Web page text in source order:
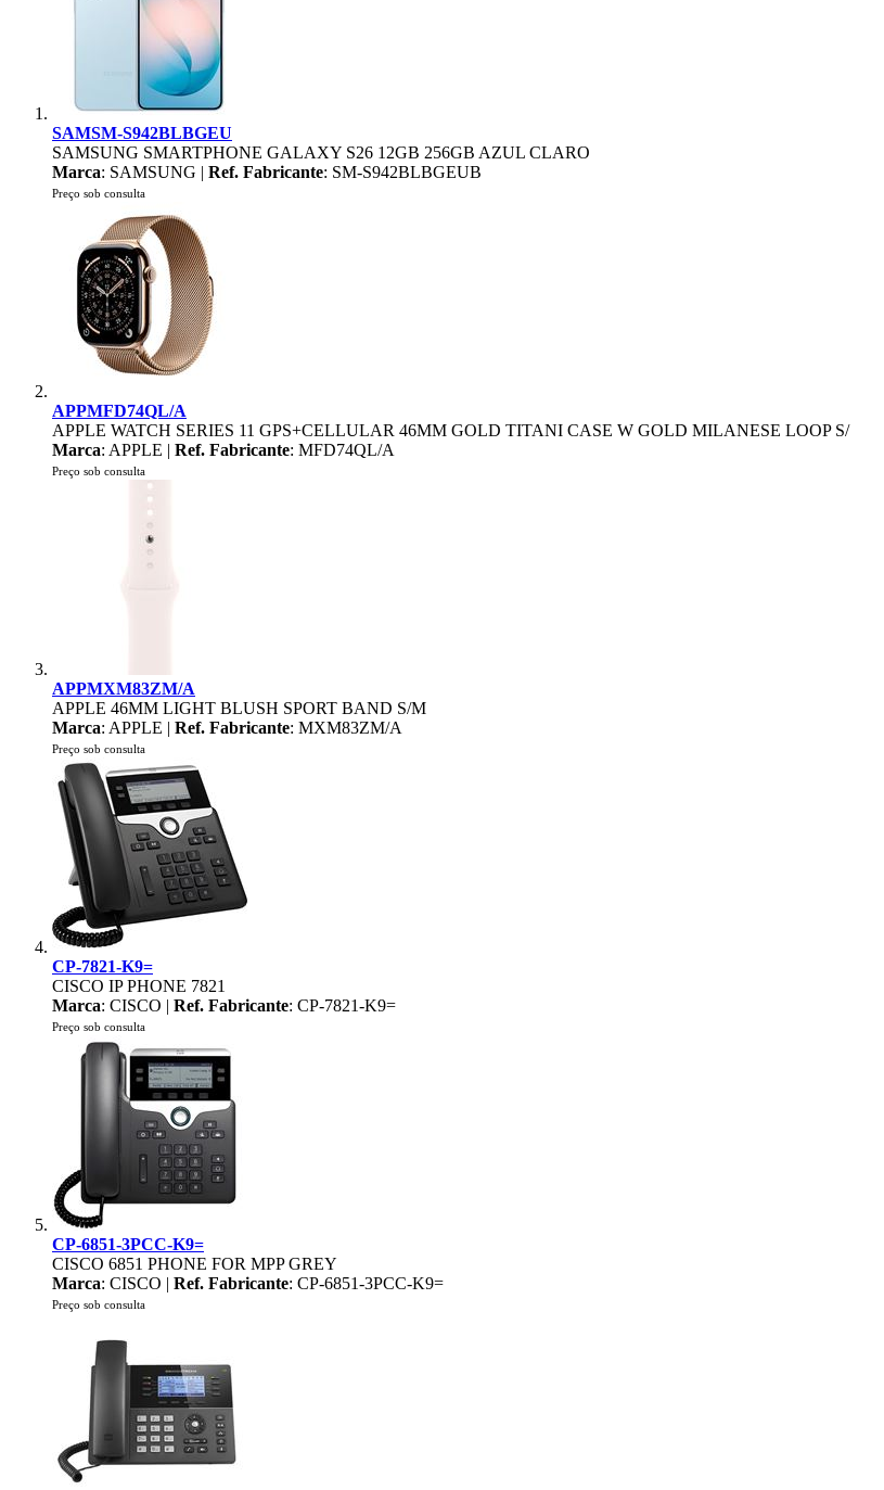
SAMSM-S942BLBGEU
SAMSUNG SMARTPHONE GALAXY S26 12GB 256GB AZUL CLARO
Marca: SAMSUNG | Ref. Fabricante: SM-S942BLBGEUB
Preço sob consulta
APPMFD74QL/A
APPLE WATCH SERIES 11 GPS+CELLULAR 46MM GOLD TITANI CASE W GOLD MILANESE LOOP S/
Marca: APPLE | Ref. Fabricante: MFD74QL/A
Preço sob consulta
APPMXM83ZM/A
APPLE 46MM LIGHT BLUSH SPORT BAND S/M
Marca: APPLE | Ref. Fabricante: MXM83ZM/A
Preço sob consulta
CP-7821-K9=
CISCO IP PHONE 7821
Marca: CISCO | Ref. Fabricante: CP-7821-K9=
Preço sob consulta
CP-6851-3PCC-K9=
CISCO 6851 PHONE FOR MPP GREY
Marca: CISCO | Ref. Fabricante: CP-6851-3PCC-K9=
Preço sob consulta